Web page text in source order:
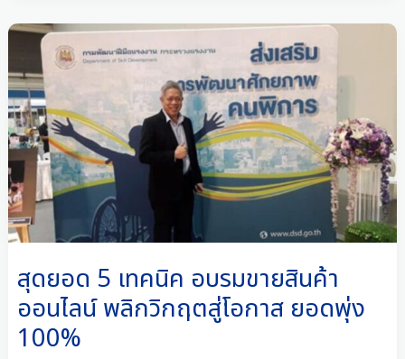
สุดยอด 5 เทคนิค อบรมขายสินค้า
ออนไลน์ พลิกวิกฤตสู่โอกาส ยอดพุ่ง
100%
สุด
5
เทคนิค
อบรม
ขาย
สินค้า
ออนไลน์
พลิก
วิกฤต
สู่
โอกาส
ยอด
พุ่ง